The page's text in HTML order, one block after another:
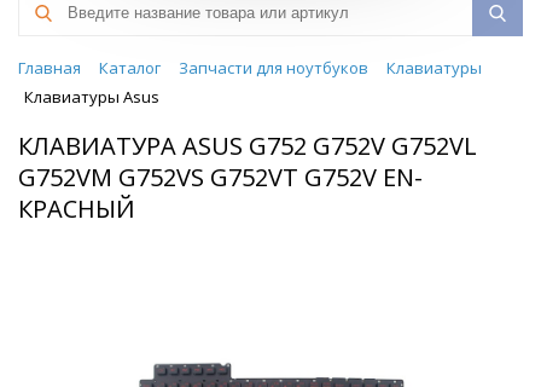
Главная Каталог Запчасти для ноутбуков
Клавиатуры
Клавиатуры Asus
КЛАВИАТУРА ASUS G752 G752V G752VL
G752VM G752VS G752VT G752V EN-
КРАСНЫЙ